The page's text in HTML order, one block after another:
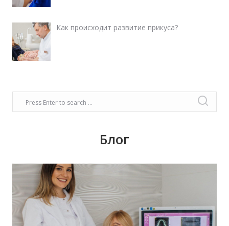
Как происходит развитие прикуса?
Блог
Время задуматься о волшебном платье,
прическе, макияже. Позаботьтесь о вашей
улыбке, которая придаст вашему образу
чувство комфорта и уверенности!